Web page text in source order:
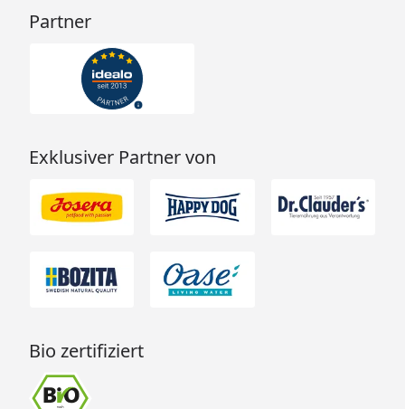
Partner
Exklusiver Partner von
Bio zertifiziert